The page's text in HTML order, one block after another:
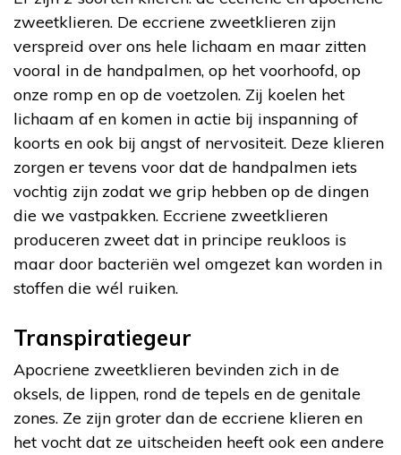
zweetklieren. De eccriene zweetklieren zijn
verspreid over ons hele lichaam en maar zitten
vooral in de handpalmen, op het voorhoofd, op
onze romp en op de voetzolen. Zij koelen het
lichaam af en komen in actie bij inspanning of
koorts en ook bij angst of nervositeit. Deze klieren
zorgen er tevens voor dat de handpalmen iets
vochtig zijn zodat we grip hebben op de dingen
die we vastpakken. Eccriene zweetklieren
produceren zweet dat in principe reukloos is
maar door bacteriën wel omgezet kan worden in
stoffen die wél ruiken.
Transpiratiegeur
Apocriene zweetklieren bevinden zich in de
oksels, de lippen, rond de tepels en de genitale
zones. Ze zijn groter dan de eccriene klieren en
het vocht dat ze uitscheiden heeft ook een andere